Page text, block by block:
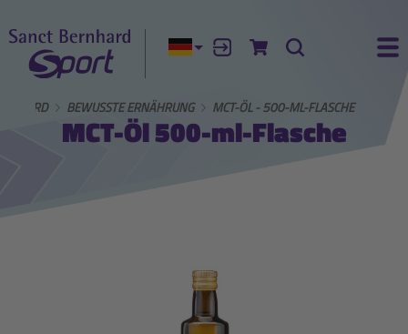
Aktuelle Sprache:
AnmeldenZum Warenkorb
Suche
BEWUSSTE ERNÄHRUNG MCT-ÖL - 500-ML-FLASCHE
MCT-Öl 500-ml-Flasche